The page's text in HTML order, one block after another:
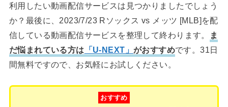
利用したい動画配信サービスは見つかりましたでしょう
か？最後に、2023/7/23 Rソックス vs メッツ [MLB]を配
信している動画配信サービスを整理して終わります。
ま
だ悩まれている方は 「U-NEXT」 がおすすめです。31日
間無料ですので、お気軽にお試しください。
おすすめ